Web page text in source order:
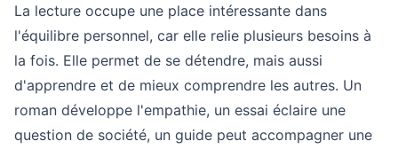
La lecture occupe une place intéressante dans
l'équilibre personnel, car elle relie plusieurs besoins à
la fois. Elle permet de se détendre, mais aussi
d'apprendre et de mieux comprendre les autres. Un
roman développe l'empathie, un essai éclaire une
question de société, un guide peut accompagner une